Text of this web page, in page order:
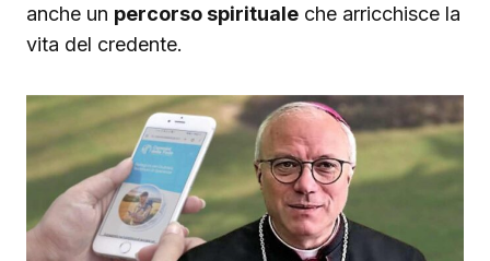
anche un percorso spirituale che arricchisce la
vita del credente.